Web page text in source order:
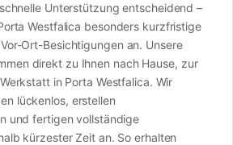
Unterstützung entscheidend –
Westfalica besonders kurzfristige
Ort-Besichtigungen an. Unsere
direkt zu Ihnen nach Hause, zur
in Porta Westfalica. Wir
lückenlos, erstellen
und fertigen vollständige
kürzester Zeit an. So erhalten